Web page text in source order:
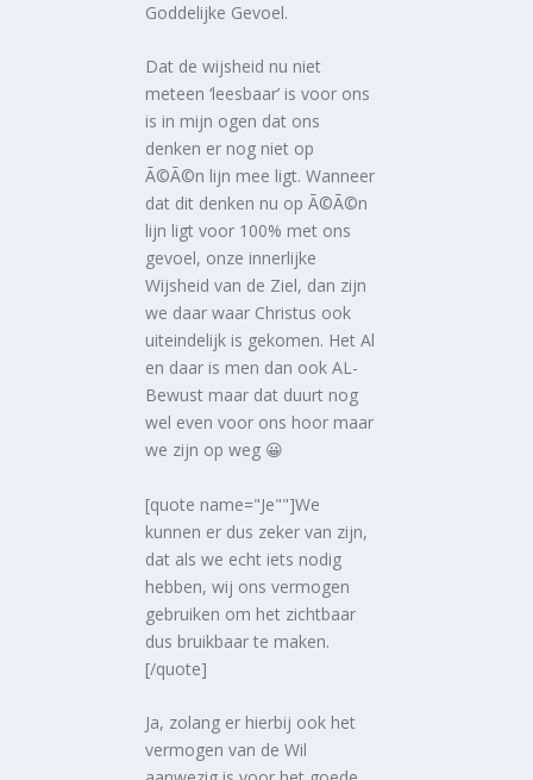
Goddelijke Gevoel.
Dat de wijsheid nu niet
meteen ‘leesbaar’ is voor ons
is in mijn ogen dat ons
denken er nog niet op
Ã©Ã©n lijn mee ligt. Wanneer
dat dit denken nu op Ã©Ã©n
lijn ligt voor 100% met ons
gevoel, onze innerlijke
Wijsheid van de Ziel, dan zijn
we daar waar Christus ook
uiteindelijk is gekomen. Het Al
en daar is men dan ook AL-
Bewust maar dat duurt nog
wel even voor ons hoor maar
we zijn op weg 😀
[quote name="Je""]We
kunnen er dus zeker van zijn,
dat als we echt iets nodig
hebben, wij ons vermogen
gebruiken om het zichtbaar
dus bruikbaar te maken.
[/quote]
Ja, zolang er hierbij ook het
vermogen van de Wil